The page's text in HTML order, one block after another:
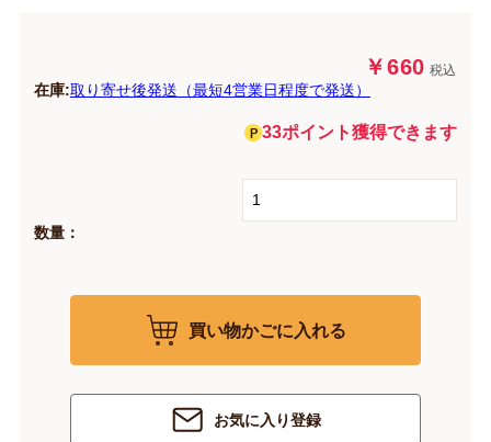
￥660 税込
在庫:取り寄せ後発送（最短4営業日程度で発送）
33ポイント獲得できます
数量：
買い物かごに入れる
お気に入り登録